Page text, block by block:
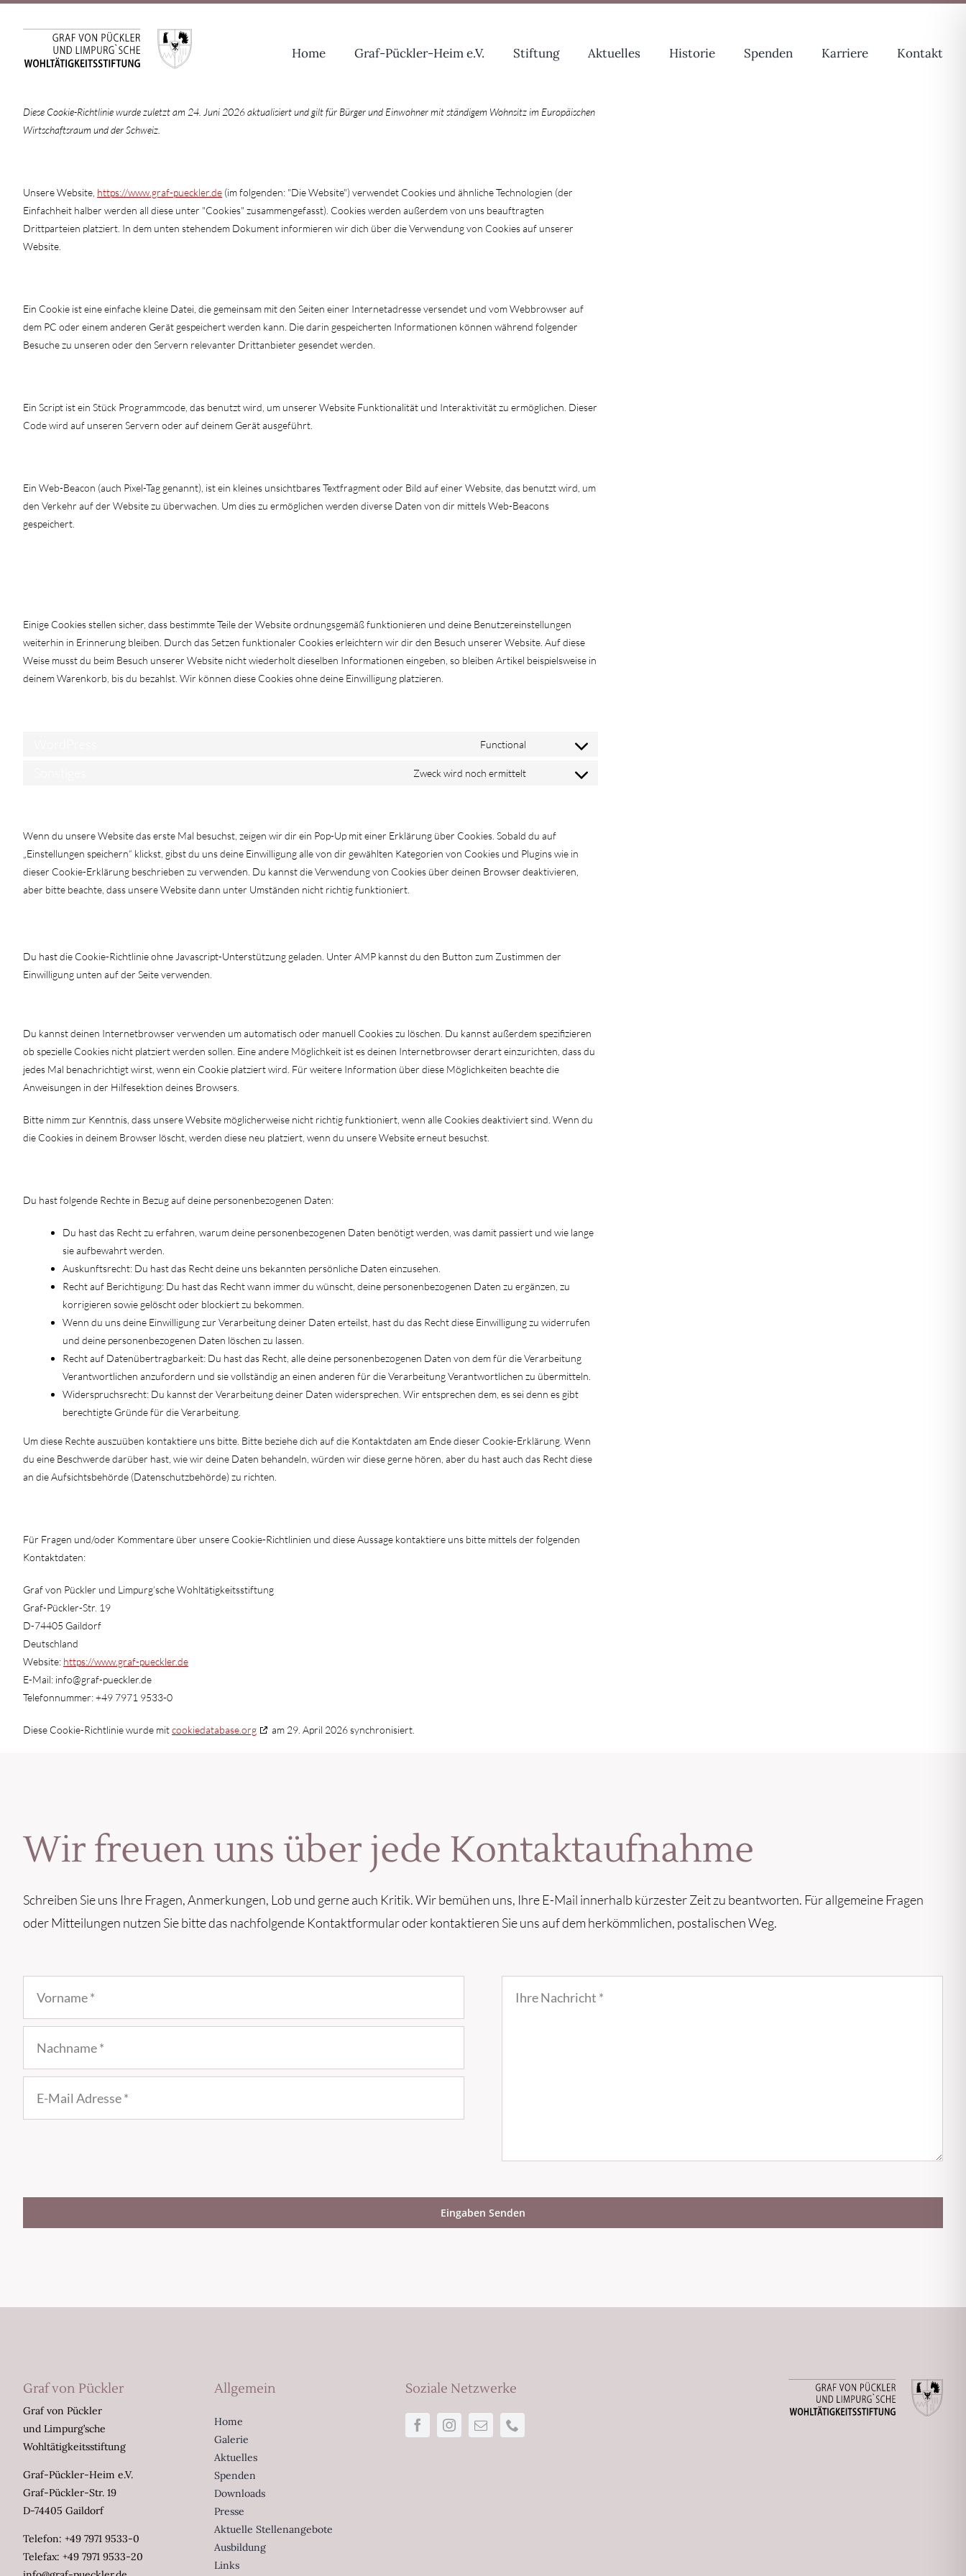
Inhalt
springen
Home Graf-Pückler-Heim e.V. Stiftung Aktuelles Historie Spenden Karriere Kontakt
Diese Cookie-Richtlinie wurde zuletzt am 24. Juni 2026 aktualisiert und gilt für Bürger und Einwohner mit ständigem Wohnsitz im Europäischen
Wirtschaftsraum und der Schweiz.
Unsere Website, https://www.graf-pueckler.de (im folgenden: "Die Website") verwendet Cookies und ähnliche Technologien (der
Einfachheit halber werden all diese unter "Cookies" zusammengefasst). Cookies werden außerdem von uns beauftragten
Drittparteien platziert. In dem unten stehendem Dokument informieren wir dich über die Verwendung von Cookies auf unserer
Website.
Ein Cookie ist eine einfache kleine Datei, die gemeinsam mit den Seiten einer Internetadresse versendet und vom Webbrowser auf
dem PC oder einem anderen Gerät gespeichert werden kann. Die darin gespeicherten Informationen können während folgender
Besuche zu unseren oder den Servern relevanter Drittanbieter gesendet werden.
Ein Script ist ein Stück Programmcode, das benutzt wird, um unserer Website Funktionalität und Interaktivität zu ermöglichen. Dieser
Code wird auf unseren Servern oder auf deinem Gerät ausgeführt.
Ein Web-Beacon (auch Pixel-Tag genannt), ist ein kleines unsichtbares Textfragment oder Bild auf einer Website, das benutzt wird, um
den Verkehr auf der Website zu überwachen. Um dies zu ermöglichen werden diverse Daten von dir mittels Web-Beacons
gespeichert.
Einige Cookies stellen sicher, dass bestimmte Teile der Website ordnungsgemäß funktionieren und deine Benutzereinstellungen
weiterhin in Erinnerung bleiben. Durch das Setzen funktionaler Cookies erleichtern wir dir den Besuch unserer Website. Auf diese
Weise musst du beim Besuch unserer Website nicht wiederholt dieselben Informationen eingeben, so bleiben Artikel beispielsweise in
deinem Warenkorb, bis du bezahlst. Wir können diese Cookies ohne deine Einwilligung platzieren.
Functional
Zweck wird noch ermittelt
sonstiges
Wenn du unsere Website das erste Mal besuchst, zeigen wir dir ein Pop-Up mit einer Erklärung über Cookies. Sobald du auf
„Einstellungen speichern“ klickst, gibst du uns deine Einwilligung alle von dir gewählten Kategorien von Cookies und Plugins wie in
dieser Cookie-Erklärung beschrieben zu verwenden. Du kannst die Verwendung von Cookies über deinen Browser deaktivieren,
aber bitte beachte, dass unsere Website dann unter Umständen nicht richtig funktioniert.
Du hast die Cookie-Richtlinie ohne Javascript-Unterstützung geladen. Unter AMP kannst du den Button zum Zustimmen der
Einwilligung unten auf der Seite verwenden.
Du kannst deinen Internetbrowser verwenden um automatisch oder manuell Cookies zu löschen. Du kannst außerdem spezifizieren
ob spezielle Cookies nicht platziert werden sollen. Eine andere Möglichkeit ist es deinen Internetbrowser derart einzurichten, dass du
jedes Mal benachrichtigt wirst, wenn ein Cookie platziert wird. Für weitere Information über diese Möglichkeiten beachte die
Anweisungen in der Hilfesektion deines Browsers.
Bitte nimm zur Kenntnis, dass unsere Website möglicherweise nicht richtig funktioniert, wenn alle Cookies deaktiviert sind. Wenn du
die Cookies in deinem Browser löscht, werden diese neu platziert, wenn du unsere Website erneut besuchst.
Du hast folgende Rechte in Bezug auf deine personenbezogenen Daten:
Du hast das Recht zu erfahren, warum deine personenbezogenen Daten benötigt werden, was damit passiert und wie lange
sie aufbewahrt werden.
Auskunftsrecht: Du hast das Recht deine uns bekannten persönliche Daten einzusehen.
Recht auf Berichtigung: Du hast das Recht wann immer du wünscht, deine personenbezogenen Daten zu ergänzen, zu
korrigieren sowie gelöscht oder blockiert zu bekommen.
Wenn du uns deine Einwilligung zur Verarbeitung deiner Daten erteilst, hast du das Recht diese Einwilligung zu widerrufen
und deine personenbezogenen Daten löschen zu lassen.
Recht auf Datenübertragbarkeit: Du hast das Recht, alle deine personenbezogenen Daten von dem für die Verarbeitung
Verantwortlichen anzufordern und sie vollständig an einen anderen für die Verarbeitung Verantwortlichen zu übermitteln.
Widerspruchsrecht: Du kannst der Verarbeitung deiner Daten widersprechen. Wir entsprechen dem, es sei denn es gibt
berechtigte Gründe für die Verarbeitung.
Um diese Rechte auszuüben kontaktiere uns bitte. Bitte beziehe dich auf die Kontaktdaten am Ende dieser Cookie-Erklärung. Wenn
du eine Beschwerde darüber hast, wie wir deine Daten behandeln, würden wir diese gerne hören, aber du hast auch das Recht diese
an die Aufsichtsbehörde (Datenschutzbehörde) zu richten.
Für Fragen und/oder Kommentare über unsere Cookie-Richtlinien und diese Aussage kontaktiere uns bitte mittels der folgenden
Kontaktdaten:
Graf von Pückler und Limpurg’sche Wohltätigkeitsstiftung
Graf-Pückler-Str. 19
D-74405 Gaildorf
Deutschland
Website: https://www.graf-pueckler.de
E-Mail: info@graf-pueckler.de
Telefonnummer: +49 7971 9533-0
Diese Cookie-Richtlinie wurde mitcookiedatabase.org am 29. April 2026 synchronisiert.
Wir freuen uns über jede Kontaktaufnahme
Schreiben Sie uns Ihre Fragen, Anmerkungen, Lob und gerne auch Kritik. Wir bemühen uns, Ihre E-Mail innerhalb kürzester Zeit zu beantworten. Für allgemeine Fragen
oder Mitteilungen nutzen Sie bitte das nachfolgende Kontaktformular oder kontaktieren Sie uns auf dem herkömmlichen, postalischen Weg.
Eingaben Senden
Graf von Pückler
Graf von Pückler
und Limpurg’sche
Wohltätigkeitsstiftung
Graf-Pückler-Heim e.V.
Graf-Pückler-Str. 19
D-74405 Gaildorf
Telefon: +49 7971 9533-0
Telefax: +49 7971 9533-20
Allgemein
Home
Galerie
Aktuelles
Spenden
Downloads
Presse
Aktuelle Stellenangebote
Ausbildung
Links
Soziale Netzwerke